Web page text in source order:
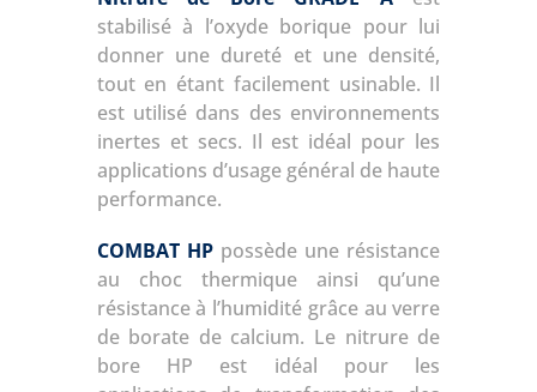
stabilisé à l’oxyde borique pour lui
donner une dureté et une densité,
tout en étant facilement usinable. Il
est utilisé dans des environnements
inertes et secs. Il est idéal pour les
applications d’usage général de haute
performance.
COMBAT HPpossède une résistance
au choc thermique ainsi qu’une
résistance à l’humidité grâce au verre
de borate de calcium. Le nitrure de
bore HP est idéal pour les